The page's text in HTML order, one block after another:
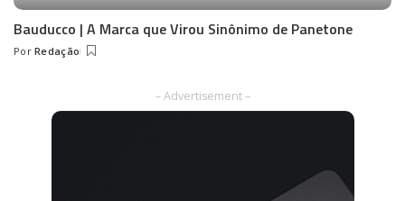
Bauducco | A Marca que Virou Sinônimo de Panetone
Posted
Por Redação
– Advertisement –